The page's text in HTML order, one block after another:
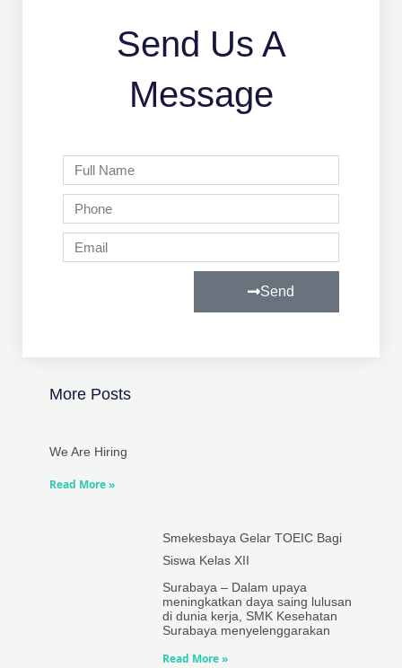
Send Us A
Message
Full
Name
Phone
Email
Send
More Posts
We Are Hiring
Read More »
Smekesbaya Gelar TOEIC Bagi
Siswa Kelas XII
Surabaya – Dalam upaya
meningkatkan daya saing lulusan
di dunia kerja, SMK Kesehatan
Surabaya menyelenggarakan
Read More »